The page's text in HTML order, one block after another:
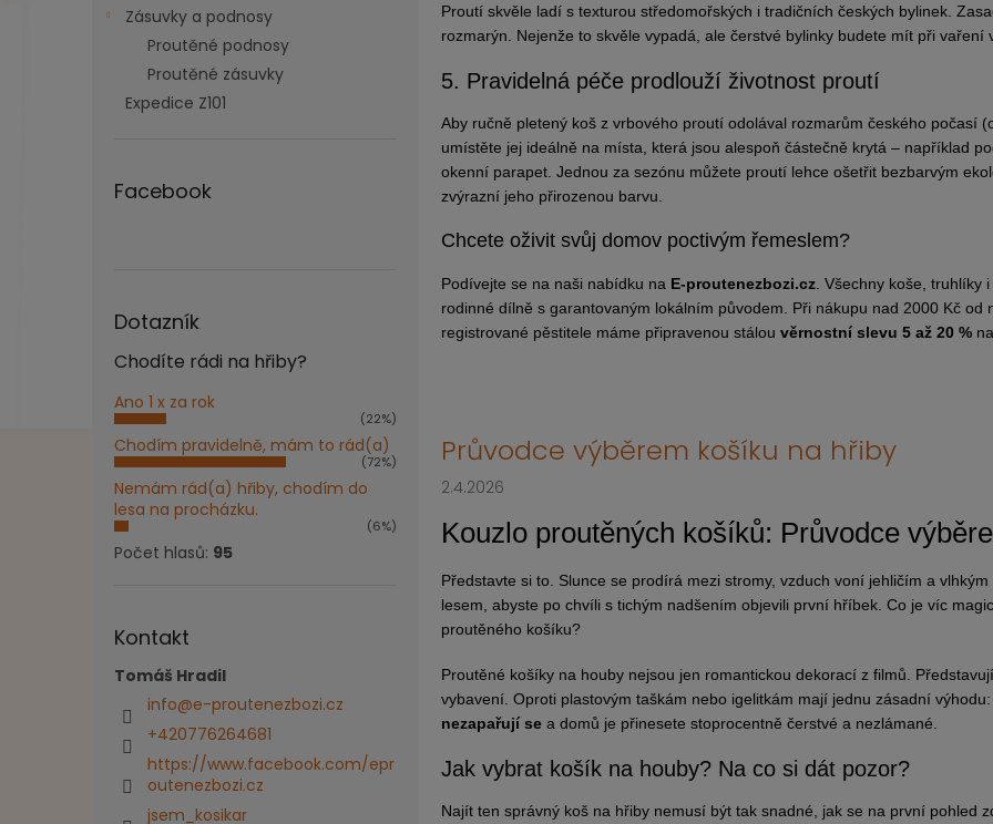
Zásuvky a podnosy
Proutěné podnosy
Proutěné zásuvky
Expedice Z101
Facebook
Dotazník
Chodíte rádi na hřiby?
Ano 1 x za rok
(22%)
Chodím pravidelně, mám to rád(a)
(72%)
Nemám rád(a) hřiby, chodím do
lesa na procházku.
(6%)
Počet hlasů: 95
Kontakt
Tomáš Hradil
info@e-proutenezbozi.cz
+420776264681
https://www.facebook.com/epr
outenezbozi.cz
jsem_kosikar
Proutí skvěle ladí s texturou středomořských i tradičních českých bylinek.
rozmarýn. Nejenže to skvěle vypadá, ale čerstvé bylinky budete mít při vaření
5. Pravidelná péče prodlouží životnost proutí
Aby ručně pletený koš z vrbového proutí odolával rozmarům českého počasí
umístěte jej ideálně na místa, která jsou alespoň částečně krytá – například
okenní parapet. Jednou za sezónu můžete proutí lehce ošetřit bezbarvým
zvýrazní jeho přirozenou barvu.
Chcete oživit svůj domov poctivým řemeslem?
Podívejte se na naši nabídku na E-proutenezbozi.cz. Všechny koše, truhlíky
rodinné dílně s garantovaným lokálním původem. Při nákupu nad 2000 Kč
registrované pěstitele máme připravenou stálou věrnostní slevu 5 až 20 %
Průvodce výběrem košíku na hřiby
2.4.2026
Kouzlo proutěných košíků: Průvodce
Představte si to. Slunce se prodírá mezi stromy, vzduch voní jehličím a
lesem, abyste po chvíli s tichým nadšením objevili první hříbek. Co je víc
proutěného košíku?
Proutěné košíky na houby nejsou jen romantickou dekorací z filmů.
vybavení. Oproti plastovým taškám nebo igelitkám mají jednu zásadní
nezapařují se a domů je přinesete stoprocentně čerstvé a nezlámané.
Jak vybrat košík na houby? Na co si dát pozor?
Najít ten správný koš na hřiby nemusí být tak snadné, jak se na první pohled